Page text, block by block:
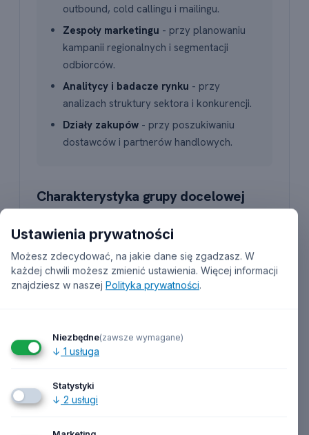
outbound, cold callingu i mailingu.
Zespoły marketingu - przy planowaniu
kampanii regionalnych i segmentacji
odbiorców.
Analitycy i badacze rynku - przy
analizach struktury sektora i konkurencji.
Działy zakupów - przy poszukiwaniu
dostawców i partnerów handlowych.
Charakterystyka grupy docelowej
Podmioty objęte bazą stanowią zróżnicowaną
grupę pod względem skali działalności, formy
prawnej i lokalizacji. Profil odbiorców można
doprecyzować przez własną segmentację bazy
według dostępnych filtrów (PKD, kategoria,
Co zawiera lista?
rejestrowe, kontaktowe i klasyfikacyjne, niezbędne
do prowadzenia działań sprzedażowych i
marketingowych B2B.
Ustawienia prywatności
Możesz zdecydować, na jakie dane się zgadzasz. W
każdej chwili możesz zmienić ustawienia. Więcej informacji
znajdziesz w naszej Polityka prywatności.
Niezbędne(zawsze wymagane)
↓ 1 usługa
Statystyki
↓ 2 usługi